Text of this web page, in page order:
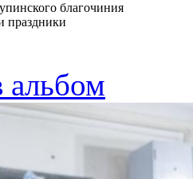
благочиния
праздники
альбом